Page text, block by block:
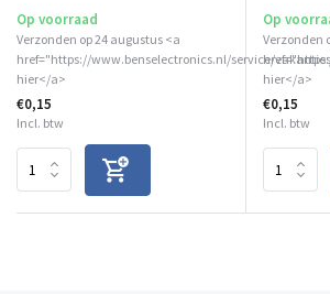
Op voorraad
Verzonden op 24 augustus <a
href="https://www.benselectronics.nl/service/
hier</a>
€0,15
Incl. btw
Op
Verzonden
hier</a>
€0,15
Incl. btw